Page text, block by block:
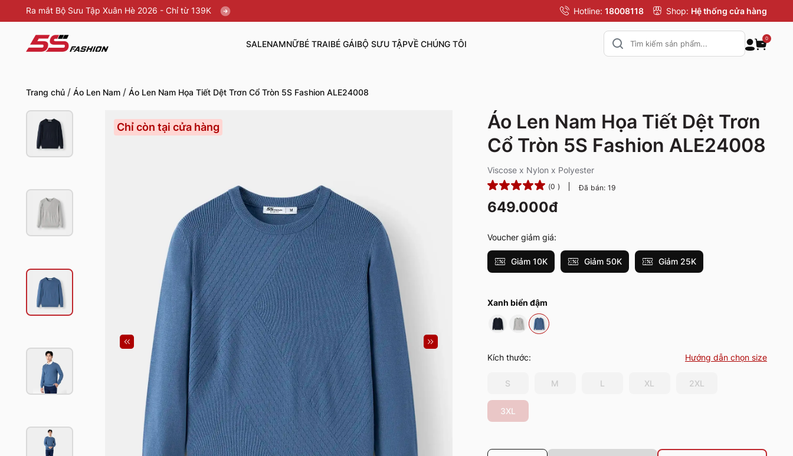
Ra mắt Bộ Sưu Tập Xuân Hè 2026 - Chỉ từ 139K Hotline: 18008118 Shop: Hệ thống cửa hàng
SALENAMNỮBÉ TRAIBÉ GÁIBỘ SƯU TẬPVỀ CHÚNG TÔI
0
Trang chủ / Áo Len Nam / Áo Len Nam Họa Tiết Dệt Trơn Cổ Tròn 5S Fashion ALE24008
Chỉ còn tại cửa hàng
Áo Len Nam Họa Tiết Dệt Trơn
Cổ Tròn 5S Fashion ALE24008
Viscose x Nylon x Polyester
(0 ) Đã bán: 19
649.000đ
Voucher giảm giá:
Giảm 10K Giảm 50K Giảm 25K
Xanh biển đậm
Kích thước: Hướng dẫn chọn size
S M L XL 2XL
3XL